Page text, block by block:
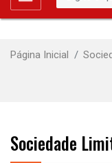
Página Inicial
Sociedade